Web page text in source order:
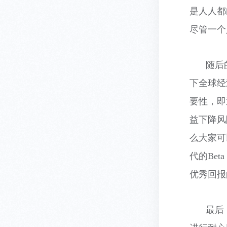
是人人
尽管一
随
下全球
要性，
益下降
么大家
代的Beta
优秀回
最后